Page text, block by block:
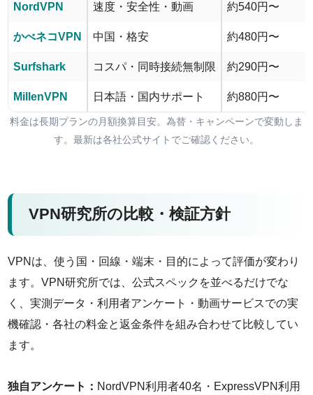
NordVPN 速度・安全性・動画 約540円〜
かべネコVPN 中国・格安 約480円〜
Surfshark コスパ・同時接続無制限 約290円〜
MillenVPN 日本語・国内サポート 約880円〜
料金は長期プランの月額換算目安。為替・キャンペーンで変動しま
す。最新は各社公式サイトでご確認ください。
VPN研究所の比較・検証方針
VPNは、使う国・回線・端末・目的によって評価が変わり
ます。VPN研究所では、公式スペックを並べるだけでな
く、実測データ・利用者アンケート・動画サービスでの実
機確認・各社の料金と返金条件を組み合わせて比較してい
ます。
独自アンケート： NordVPN利用者40名・ExpressVPN利用